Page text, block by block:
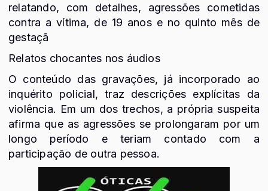
relatando, com detalhes, agressões cometidas
contra a vítima, de 19 anos e no quinto mês de
gestaçã
Relatos chocantes nos áudios
O conteúdo das gravações, já incorporado ao
inquérito policial, traz descrições explícitas da
violência. Em um dos trechos, a própria suspeita
afirma que as agressões se prolongaram por um
longo período e teriam contado com a
participação de outra pessoa.